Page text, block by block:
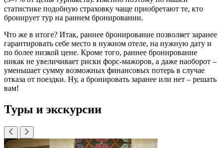
статистике подобную страховку чаще приобретают те, кто
бронирует тур на раннем бронировании.
Что же в итоге? Итак, раннее бронирование позволяет заранее
гарантировать себе место в нужном отеле, на нужную дату и
по более низкой цене. Кроме того, раннее бронирование
никак не увеличивает риски форс-мажоров, а даже наоборот –
уменьшает сумму возможных финансовых потерь в случае
отказа от поездки. Ну, а бронировать заранее или нет – решать
вам!
Туры и экскурсии